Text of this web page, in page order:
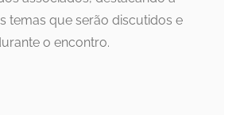
temas que serão discutidos e
o encontro.